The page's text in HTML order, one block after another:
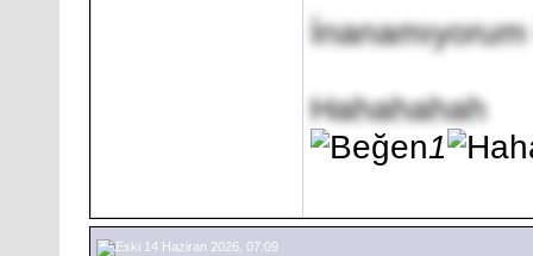
Hahahahah
1
14 Haziran 2026, 07:09